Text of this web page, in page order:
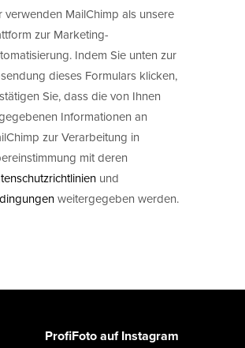
verwenden MailChimp als unsere
zur Marketing-
Indem Sie unten zur
dieses Formulars klicken,
Sie, dass die von Ihnen
Informationen an
zur Verarbeitung in
mit deren
und
weitergegeben werden.
ProfiFoto auf Instagram